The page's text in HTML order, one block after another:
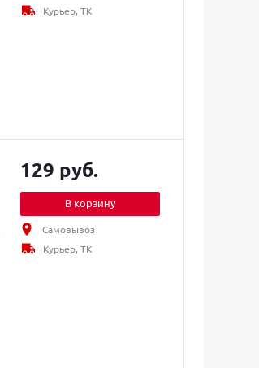
Курьер, ТК
129 руб.
В корзину
Самовывоз
Курьер, ТК